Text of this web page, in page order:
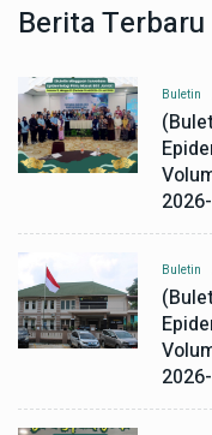
Berita Terbaru
Buletin
Buletin